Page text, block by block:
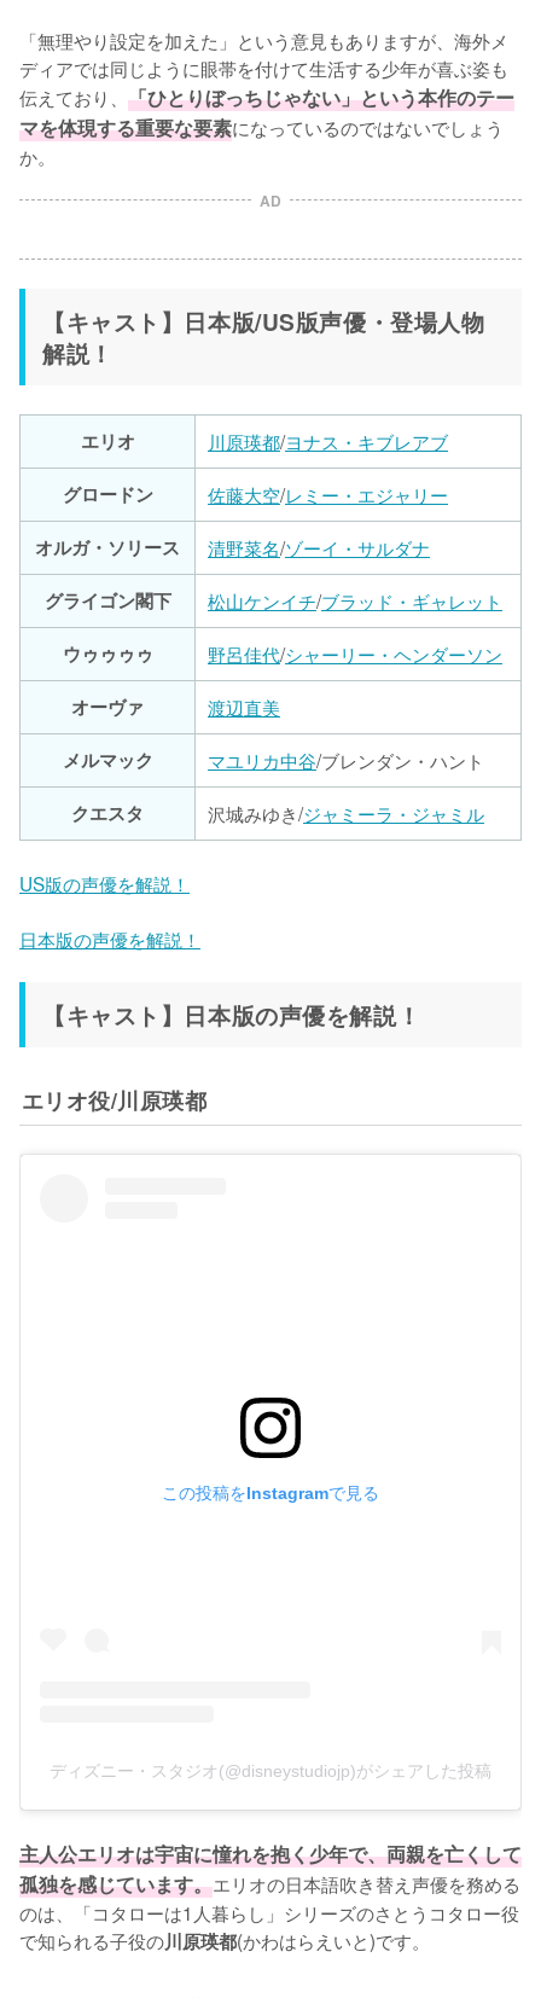
「無理やり設定を加えた」という意見もありますが、海外メ
ディアでは同じように眼帯を付けて生活する少年が喜ぶ姿も
伝えており、 「ひとりぼっちじゃない」という本作のテー
マを体現する重要な要素になっているのではないでしょう
か。
AD
【キャスト】日本版/US版声優・登場人物
解説！
エリオ 川原瑛都/ヨナス・キブレアブ
グロードン
佐藤大空/レミー・エジャリー
オルガ・ソリース
清野菜名/ゾーイ・サルダナ
グライゴン閣下
松山ケンイチ/ブラッド・ギャレット
ウゥゥゥゥ
野呂佳代/シャーリー・ヘンダーソン
オーヴァ
渡辺直美
メルマック
マユリカ中谷/ブレンダン・ハント
クエスタ
沢城みゆき/ジャミーラ・ジャミル
US版の声優を解説！
日本版の声優を解説！
【キャスト】日本版の声優を解説！
エリオ役/川原瑛都
この投稿をInstagramで見る
ディズニー・スタジオ(@disneystudiojp)がシェアした投稿
主人公エリオは宇宙に憧れを抱く少年で、両親を亡くして
孤独を感じています。エリオの日本語吹き替え声優を務める
のは、「コタローは1人暮らし」シリーズのさとうコタロー役
で知られる子役の川原瑛都(かわはらえいと)です。